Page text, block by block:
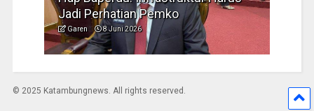
Jadi Perhatian Pemko
Garen 8 Juni 2026
© 2025 Katambungnews. All rights reserved.